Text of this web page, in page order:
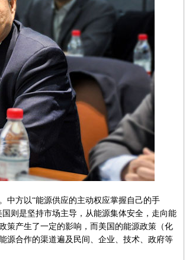
方以“能源供应的主动权应掌握自己的手
则是坚持市场主导，从能源集体安全，走向能
策产生了一定的影响，而美国的能源政策（化
源合作的渠道遍及民间、企业、技术、政府等